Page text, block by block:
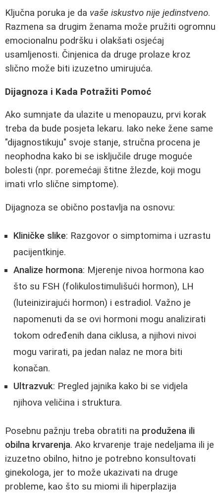
Ključna poruka je da vaše iskustvo nije jedinstveno.
Razmena sa drugim ženama može pružiti ogromnu
emocionalnu podršku i olakšati osjećaj
usamljenosti. Činjenica da druge prolaze kroz
slično može biti izuzetno umirujuća.
Dijagnoza i Kada Potražiti Pomoć
Ako sumnjate da ulazite u menopauzu, prvi korak
treba da bude posjeta lekaru. Iako neke žene same
"dijagnostikuju" svoje stanje, stručna procena je
neophodna kako bi se isključile druge moguće
bolesti (npr. poremećaji štitne žlezde, koji mogu
imati vrlo slične simptome).
Dijagnoza se obično postavlja na osnovu:
Kliničke slike: Razgovor o simptomima i uzrastu
pacijentkinje.
Analize hormona: Mjerenje nivoa hormona kao
što su FSH (folikulostimulišući hormon), LH
(luteinizirajući hormon) i estradiol. Važno je
napomenuti da se ovi hormoni mogu analizirati
tokom određenih dana ciklusa, a njihovi nivoi
mogu varirati, pa jedan nalaz ne mora biti
konačan.
Ultrazvuk: Pregled jajnika kako bi se vidjela
njihova veličina i struktura.
Posebnu pažnju treba obratiti na produžena ili
obilna krvarenja. Ako krvarenje traje nedeljama ili je
izuzetno obilno, hitno je potrebno konsultovati
ginekologa, jer to može ukazivati na druge
probleme, kao što su miomi ili hiperplazija